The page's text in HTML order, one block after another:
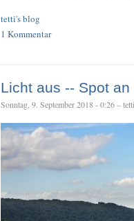
tetti's blog
1 Kommentar
Licht aus -- Spot an
Sonntag, 9. September 2018 - 0:26 – tetti